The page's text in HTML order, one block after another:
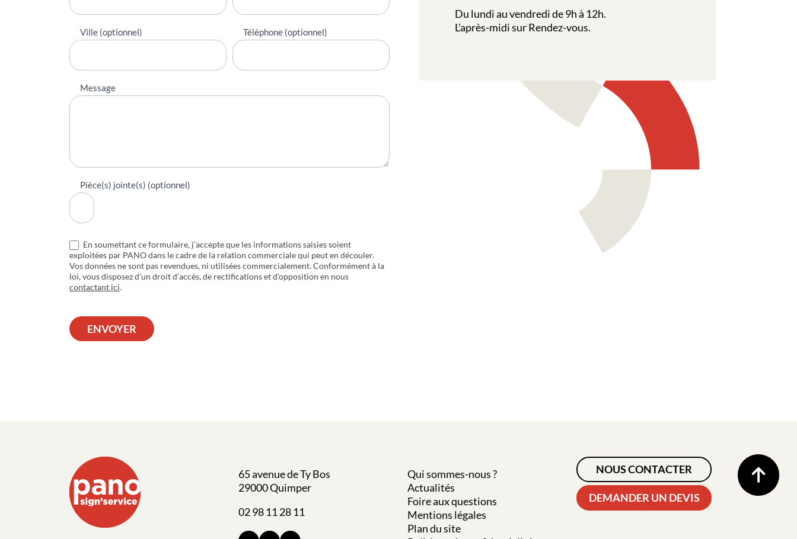
Ville (optionnel) Téléphone (optionnel)
Message
Pièce(s) jointe(s) (optionnel)
En soumettant ce formulaire, j’accepte que les informations saisies soient
exploitées par PANO dans le cadre de la relation commerciale qui peut en découler.
Vos données ne sont pas revendues, ni utilisées commercialement. Conformément à la
loi, vous disposez d’un droit d’accès, de rectifications et d’opposition en nous
contactant ici.
ENVOYER
Du lundi au vendredi de 9h à 12h.
L’après-midi sur Rendez-vous.
65 avenue de Ty Bos
29000 Quimper
02 98 11 28 11
Qui sommes-nous ?
Actualités
Foire aux questions
Mentions légales
Plan du site
NOUS CONTACTER
DEMANDER UN DEVIS